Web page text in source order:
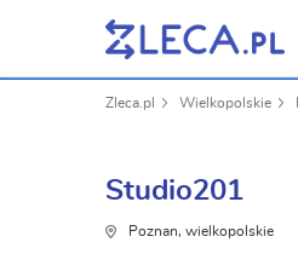
Zleca.pl Wielkopolskie
Studio201
Poznan, wielkopolskie